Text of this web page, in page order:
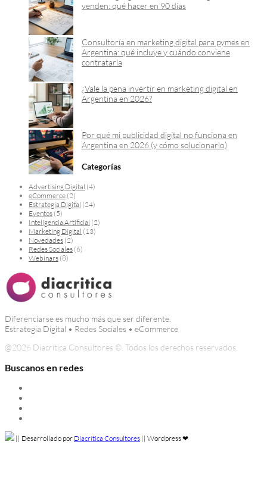
venden: qué hacer en 90 días
Consultoría en marketing digital para pymes en
Argentina: qué incluye y cuándo conviene
contratarla
¿Vale la pena invertir en marketing digital en
Argentina en 2026?
Por qué mi publicidad digital no funciona en
Argentina en 2026 (y cómo solucionarlo)
Categorías
Advertising Digital (4)
eCommerce (2)
Estrategia Digital (24)
Eventos (5)
Inteligencia Artificial (2)
Marketing Digital (13)
Novedades (2)
Redes Sociales (6)
Webinars (8)
Diferenciarse es mucho más que ser diferente.
Estrategia Digital • Redes Sociales • eCommerce
@2026 Diacrítica Consultores ©. Todos los derechos reservados.
Buscanos en redes
|| Desarrollado por Diacrítica Consultores || Wordpress ❤